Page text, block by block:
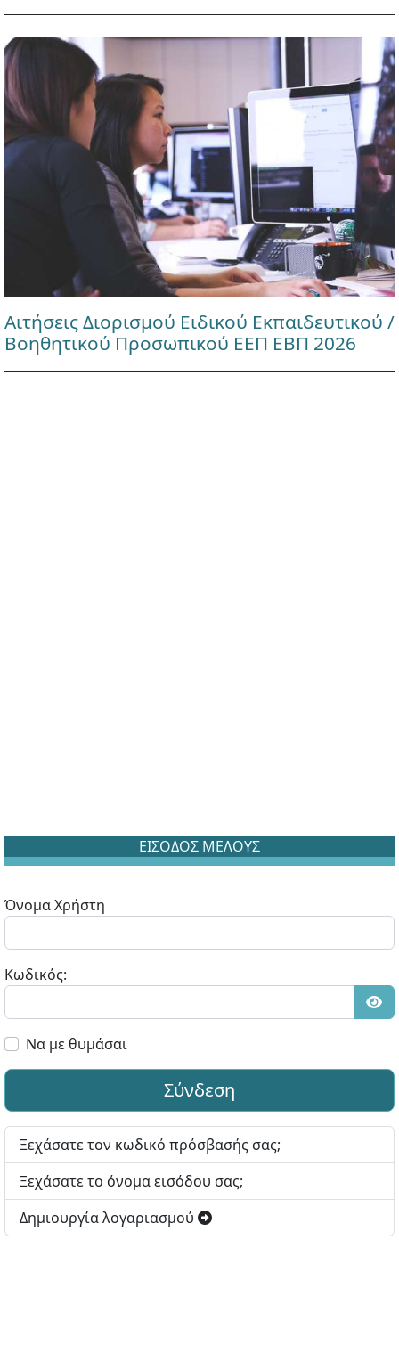
Αιτήσεις Διορισμού Ειδικού Εκπαιδευτικού /
Βοηθητικού Προσωπικού ΕΕΠ ΕΒΠ 2026
ΕΙΣΟΔΟΣ ΜΕΛΟΥΣ
Όνομα Χρήστη
Κωδικός:
Να με θυμάσαι
Σύνδεση
Ξεχάσατε τον κωδικό πρόσβασής σας;
Ξεχάσατε το όνομα εισόδου σας;
Δημιουργία λογαριασμού